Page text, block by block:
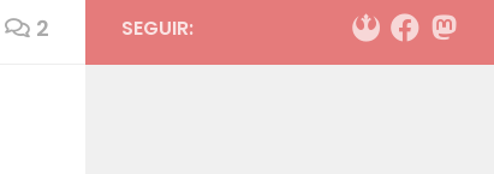
2 SEGUIR: